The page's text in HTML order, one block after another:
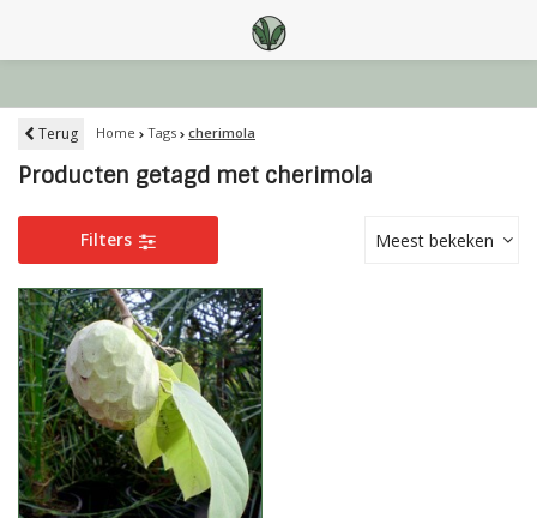
Terug Home Tags cherimola
Producten getagd met cherimola
Filters Meest bekeken